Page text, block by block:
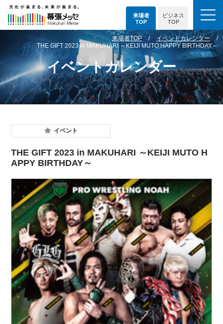
来場者
TOP
ビジネス
TOP
イベントカレンダー
来場者TOP
イベントカレンダー
THE GIFT 2023 in MAKUHARI ～KEIJI MUTO HAPPY BIRTHDAY～
イベント
THE GIFT 2023 in MAKUHARI ～KEIJI MUTO H
APPY BIRTHDAY～